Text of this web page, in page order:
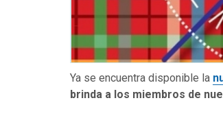
Ya se encuentra disponible la
brinda a los miembros de